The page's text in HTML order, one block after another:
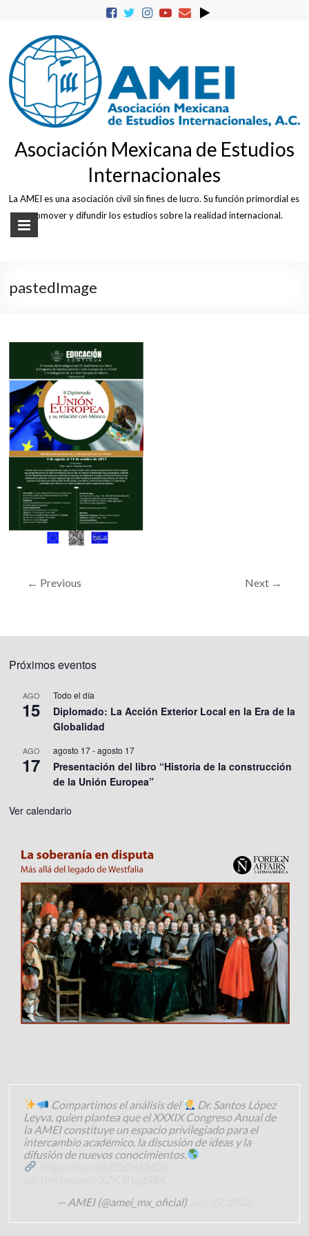
Asociación Mexicana de Estudios
Internacionales
La AMEI es una asociación civil sin fines de lucro. Su función primordial es
promover y difundir los estudios sobre la realidad internacional.
pastedImage
← Previous Next →
Próximos eventos
AGO
15
Todo el día
Diplomado: La Acción Exterior Local en la Era de la
Globalidad
AGO
17
agosto 17-agosto 17
Presentación del libro “Historia de la construcción
de la Unión Europea”
Ver calendario
Compartimos el análisis del
Dr. Santos López
Leyva, quien plantea que el XXXIX Congreso Anual de
la AMEI constituye un espacio privilegiado para el
intercambio académico, la discusión de ideas y la
difusión de nuevos conocimientos.
— AMEI (@amei_mx_oficial)